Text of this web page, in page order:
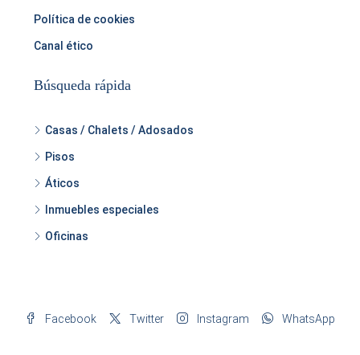
Política de cookies
Canal ético
Búsqueda rápida
Casas / Chalets / Adosados
Pisos
Áticos
Inmuebles especiales
Oficinas
Facebook Twitter Instagram WhatsApp